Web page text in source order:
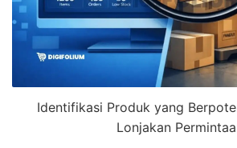
Identifikasi Produk yang
Lonjakan